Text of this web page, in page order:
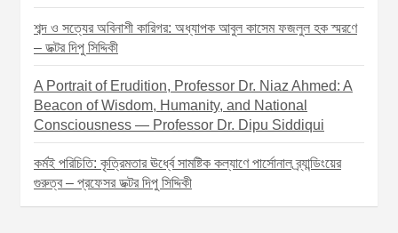
শব্দ ও সত্যের অবিনাশী কারিগর: অধ্যাপক আবুল কাসেম ফজলুল হক স্মরণে
– ডক্টর দিপু সিদ্দিকী
A Portrait of Erudition, Professor Dr. Niaz Ahmed: A
Beacon of Wisdom, Humanity, and National
Consciousness — Professor Dr. Dipu Siddiqui
কর্মই পরিচিতি: কৃত্রিমতার ঊর্ধ্বে সামষ্টিক কল্যাণে পার্সোনাল ব্র্যান্ডিংয়ের
গুরুত্ব – প্রফেসর ডক্টর দিপু সিদ্দিকী